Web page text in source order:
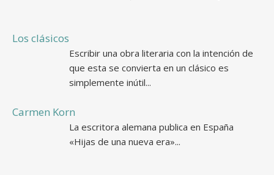
Los clásicos
Escribir una obra literaria con la intención de
que esta se convierta en un clásico es
simplemente inútil...
Carmen Korn
La escritora alemana publica en España
«Hijas de una nueva era»...